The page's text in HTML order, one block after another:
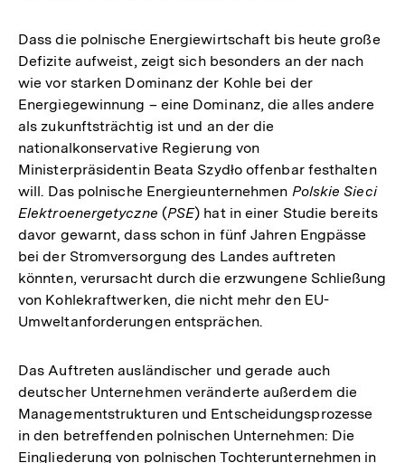
Dass die polnische Energiewirtschaft bis heute große
Defizite aufweist, zeigt sich besonders an der nach
wie vor starken Dominanz der Kohle bei der
Energiegewinnung – eine Dominanz, die alles andere
als zukunftsträchtig ist und an der die
nationalkonservative Regierung von
Ministerpräsidentin Beata Szydło offenbar festhalten
will. Das polnische Energieunternehmen Polskie Sieci
Elektroenergetyczne (PSE) hat in einer Studie bereits
davor gewarnt, dass schon in fünf Jahren Engpässe
bei der Stromversorgung des Landes auftreten
könnten, verursacht durch die erzwungene Schließung
von Kohlekraftwerken, die nicht mehr den EU-
Umweltanforderungen entsprächen.
Das Auftreten ausländischer und gerade auch
deutscher Unternehmen veränderte außerdem die
Managementstrukturen und Entscheidungsprozesse
in den betreffenden polnischen Unternehmen: Die
Eingliederung von polnischen Tochterunternehmen in